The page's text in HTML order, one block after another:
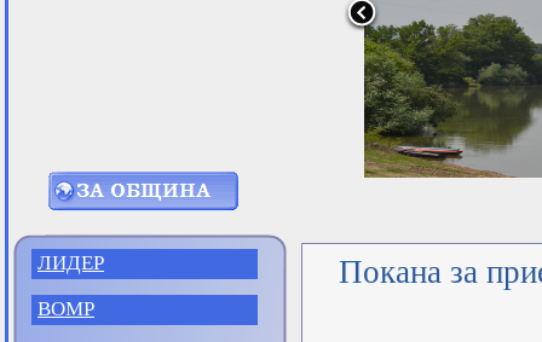
Покана за
ЛИДЕР
ВОМР